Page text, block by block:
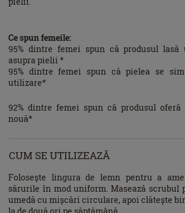
Ce spun femeile:
95% dintre femei spun că produsul lasă
asupra pielii *
95% dintre femei spun că pielea se
utilizare*
92% dintre femei spun că produsul
nouă*
CUM SE UTILIZEAZĂ
Folosește lingura de lemn pentru a
sărurile în mod uniform. Masează scrubul
umedă cu mișcări circulare, apoi clătește